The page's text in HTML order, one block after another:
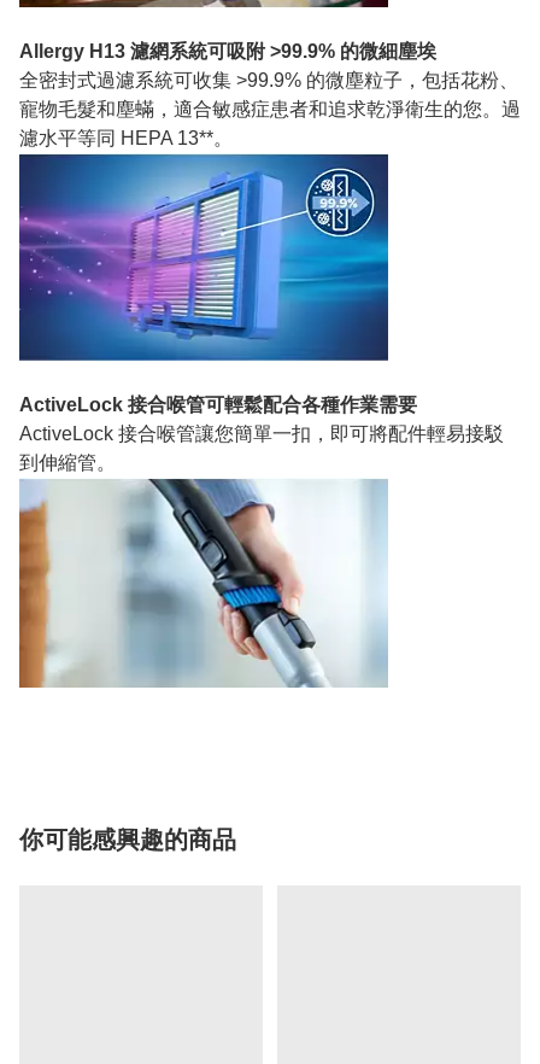
Allergy H13 濾網系統可吸附 >99.9% 的微細塵埃
全密封式過濾系統可收集 >99.9% 的微塵粒子，包括花粉、
寵物毛髮和塵蟎，適合敏感症患者和追求乾淨衛生的您。過
濾水平等同 HEPA 13**。
ActiveLock 接合喉管可輕鬆配合各種作業需要
ActiveLock 接合喉管讓您簡單一扣，即可將配件輕易接駁
到伸縮管。
你可能感興趣的商品